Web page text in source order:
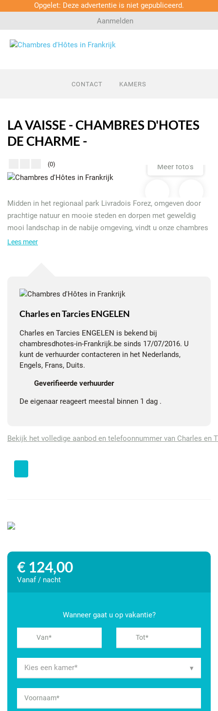
Aanmelden
Last minutes
Chambre d'Hôte verhuren?
Opgelet: Deze advertentie is niet gepubliceerd.
CONTACT KAMERS
LA VAISSE - CHAMBRES D'HOTES
DE CHARME -
(0) Meer foto's
Midden in het regionaal park Livradois Forez, omgeven door
prachtige natuur en mooie steden en dorpen met geweldig
mooi landschap in de nabije omgeving, vindt u onze chambres
d'hotes de charme. Een heerlijke tuin met diverse zitjes om te
en/of in de houtgestookte hottub die u kunt boeken voor
luxe boxspringbedden, een zithoek en een ruime eigen
badkamer met dubbele wastafel, bad, douche en toilet.
mountainbiken), paardrijden en toertochten op de motor
maken (fietsen en motoren kunnen binnen gestald worden!), en
vers bereid van zoveel mogelijk lokale en regionale
Ons huis staat op 860 meter hoogte, waar de zomers overdag
de herfst en sprookjesachtig in de winter.
Lees meer
Charles en Tarcies ENGELEN
Charles en Tarcies ENGELEN is bekend bij
chambresdhotes-in-Frankrijk.be sinds 17/07/2016. U
kunt de verhuurder contacteren in het Nederlands,
Engels, Frans, Duits.
Geverifieerde verhuurder
De eigenaar reageert meestal binnen 1 dag .
Bekijk het volledige aanbod en telefoonnummer van Charles en
€ 124,00
Vanaf / nacht
Wanneer gaat u op vakantie?